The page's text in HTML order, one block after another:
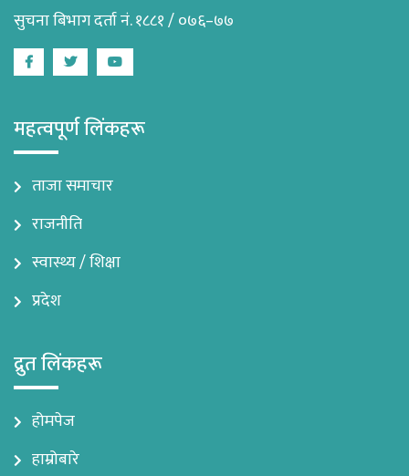
सुचना बिभाग दर्ता नं. १८८१ / ०७६–७७
FacebookTwitterYoutube
महत्वपूर्ण लिंकहरू
ताजा समाचार
राजनीति
स्वास्थ्य / शिक्षा
प्रदेश
द्रुत लिंकहरू
होमपेज
हाम्रोबारे